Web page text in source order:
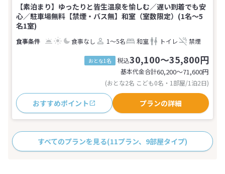
【素泊まり】ゆったりと皆生温泉を愉しむ／遅い到着でも安
心／駐車場無料【禁煙・バス無】和室（室数限定）(1名～5
名1室)
食事なし 1～5名 和室 トイレ 禁煙
おとな1名 税込30,100～35,800円
基本代金合計60,200〜71,600円
(おとな2名 こども0名・1部屋/1泊2日)
おすすめポイント プランの詳細
すべてのプランを見る(11プラン、9部屋タイプ)